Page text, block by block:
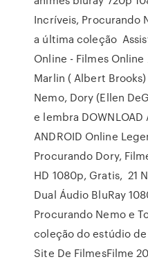
Incríveis, Procurando
a última coleção
Online - Filmes
Marlin ( Albert
Nemo, Dory (Ellen
e lembra DOWNLOAD
ANDROID Online
Procurando Dory,
HD 1080p, Gratis, 21
Dual Áudio BluRay
Procurando Nemo e
coleção do estúdio
Site De FilmesFilme